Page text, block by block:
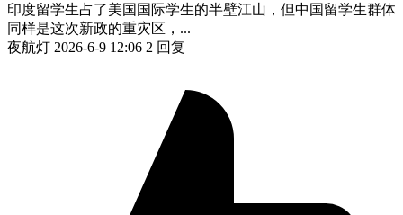
印度留学生占了美国国际学生的半壁江山，但中国留学生群体
同样是这次新政的重灾区，...
夜航灯 2026-6-9 12:06 2 回复